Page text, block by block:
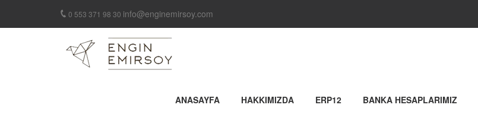
0 553 371 98 30 info@enginemirsoy.com
ANASAYFA HAKKIMIZDA ERP12 BANKA HESAPLARIMIZ